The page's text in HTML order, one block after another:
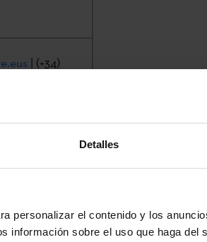
Detalles
personalizar el contenido y los
información sobre el uso que haga del
| (+34)
del